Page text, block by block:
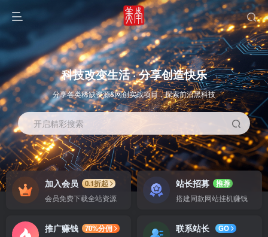
OS教程 SOFT教程
科技改变生活 · 分享创造快乐
分享各类稀缺资源&网创实战项目，探索前沿黑科技
开启精彩搜索
加入会员
0.1折起
会员免费下载全站资源
站长招募
推荐
搭建同款网站挂机赚钱
推广赚钱
70%分佣
联系站长
GO